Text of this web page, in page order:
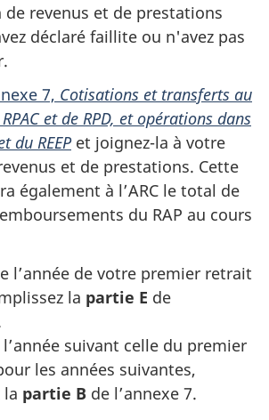
revenus et de prestations
déclaré faillite ou n'avez pas
7, Cotisations et transferts au
et de RPD, et opérations dans
du REEPet joignez-la à votre
et de prestations. Cette
également à l’ARC le total de
du RAP au cours
l’année de votre premier retrait
la partie E de
suivant celle du premier
les années suivantes,
la partie B de l’annexe 7.